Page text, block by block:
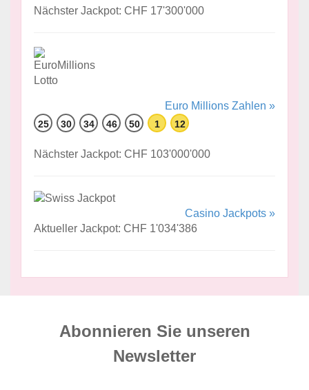
Nächster Jackpot: CHF 17'300'000
Euro Millions Zahlen »
25 30 34 46 50 1 12
Nächster Jackpot: CHF 103'000'000
Casino Jackpots »
Aktueller Jackpot: CHF 1'034'386
Abonnieren Sie unseren
News­letter